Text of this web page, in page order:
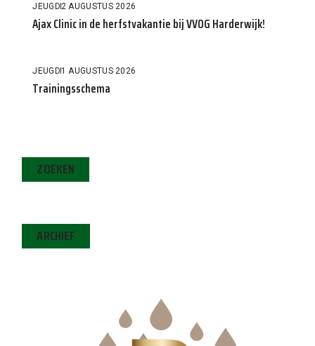
JEUGD2 AUGUSTUS 2026
Ajax Clinic in de herfstvakantie bij VVOG Harderwijk!
JEUGD1 AUGUSTUS 2026
Trainingsschema
ZOEKEN
ARCHIEF